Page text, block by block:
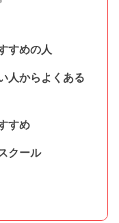
すめの人
人からよくある
すめ
クール